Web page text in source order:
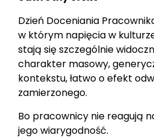
Dzień Doceniania
w którym napięcia w
stają się szczególnie
charakter masowy,
kontekstu, łatwo o efekt
zamierzonego.
Bo pracownicy nie reagują
jego wiarygodność.